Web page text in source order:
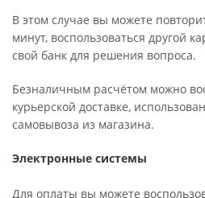
В этом случае вы можете
минут, воспользоваться другой
свой банк для решения вопроса.
Безналичным расчётом можно
курьерской доставке,
самовывоза из магазина.
Электронные системы
Для оплаты вы можете